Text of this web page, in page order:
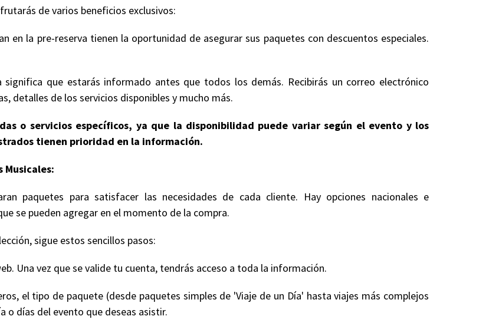
de varios beneficios exclusivos:
en la pre-reserva tienen la oportunidad de asegurar sus paquetes con descuentos especiales.
significa que estarás informado antes que todos los demás. Recibirás un correo electrónico
detalles de los servicios disponibles y mucho más.
o servicios específicos, ya que la disponibilidad puede variar según el evento y los
tienen prioridad en la información.
Musicales:
paquetes para satisfacer las necesidades de cada cliente. Hay opciones nacionales e
se pueden agregar en el momento de la compra.
sigue estos sencillos pasos:
Una vez que se valide tu cuenta, tendrás acceso a toda la información.
el tipo de paquete (desde paquetes simples de 'Viaje de un Día' hasta viajes más complejos
o días del evento que deseas asistir.